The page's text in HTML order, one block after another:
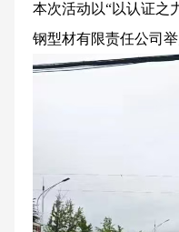
本次活动以“以认证之
钢型材有限责任公司举